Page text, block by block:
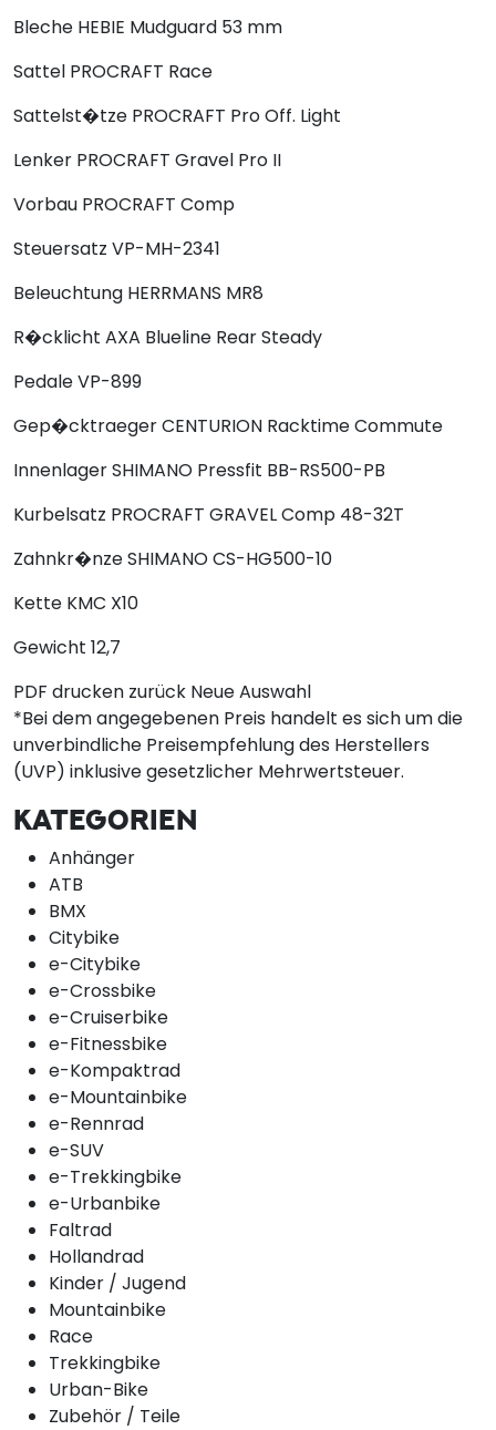
Bleche HEBIE Mudguard 53 mm
Sattel PROCRAFT Race
Sattelst�tze PROCRAFT Pro Off. Light
Lenker PROCRAFT Gravel Pro II
Vorbau PROCRAFT Comp
Steuersatz VP-MH-2341
Beleuchtung HERRMANS MR8
R�cklicht AXA Blueline Rear Steady
PedaleVP-899
Gep�cktraegerCENTURION Racktime Commute
InnenlagerSHIMANO Pressfit BB-RS500-PB
Kurbelsatz PROCRAFT GRAVEL Comp 48-32T
Zahnkr�nzeSHIMANO CS-HG500-10
Kette KMC X10
Gewicht 12,7
PDF drucken zurück Neue Auswahl
*Bei dem angegebenen Preis handelt es sich um die
unverbindliche Preisempfehlung des Herstellers
(UVP) inklusive gesetzlicher Mehrwertsteuer.
KATEGORIEN
Anhänger
ATB
BMX
Citybike
e-Citybike
e-Crossbike
e-Cruiserbike
e-Fitnessbike
e-Kompaktrad
e-Mountainbike
e-Rennrad
e-SUV
e-Trekkingbike
e-Urbanbike
Faltrad
Hollandrad
Kinder / Jugend
Mountainbike
Race
Trekkingbike
Urban-Bike
Zubehör / Teile